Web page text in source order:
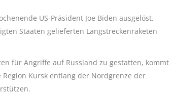
US-Präsident Joe Biden ausgelöst.
Staaten gelieferten Langstreckenraketen
für Angriffe auf Russland zu gestatten, kommt
Kursk entlang der Nordgrenze der